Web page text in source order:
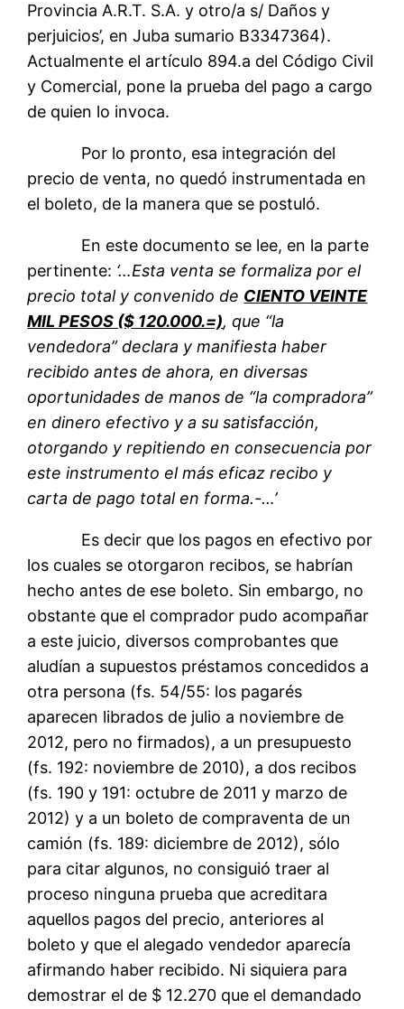
Provincia A.R.T. S.A. y otro/a s/ Daños y
perjuicios’, en Juba sumario B3347364).
Actualmente el artículo 894.a del Código Civil
y Comercial, pone la prueba del pago a cargo
de quien lo invoca.
Por lo pronto, esa integración del
precio de venta, no quedó instrumentada en
el boleto, de la manera que se postuló.
En este documento se lee, en la parte
pertinente: ‘…Esta venta se formaliza por el
precio total y convenido de CIENTO VEINTE
MIL PESOS ($ 120.000.=), que “la
vendedora” declara y manifiesta haber
recibido antes de ahora, en diversas
oportunidades de manos de “la compradora”
en dinero efectivo y a su satisfacción,
otorgando y repitiendo en consecuencia por
este instrumento el más eficaz recibo y
carta de pago total en forma.-…’
Es decir que los pagos en efectivo por
los cuales se otorgaron recibos, se habrían
hecho antes de ese boleto. Sin embargo, no
obstante que el comprador pudo acompañar
a este juicio, diversos comprobantes que
aludían a supuestos préstamos concedidos a
otra persona (fs. 54/55: los pagarés
aparecen librados de julio a noviembre de
2012, pero no firmados), a un presupuesto
(fs. 192: noviembre de 2010), a dos recibos
(fs. 190 y 191: octubre de 2011 y marzo de
2012) y a un boleto de compraventa de un
camión (fs. 189: diciembre de 2012), sólo
para citar algunos, no consiguió traer al
proceso ninguna prueba que acreditara
aquellos pagos del precio, anteriores al
boleto y que el alegado vendedor aparecía
afirmando haber recibido. Ni siquiera para
demostrar el de $ 12.270 que el demandado